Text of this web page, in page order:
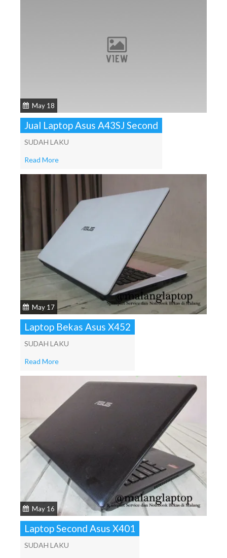
May 18
Jual Laptop Asus A43SJ Second
SUDAH LAKU
Read More
May 17
Laptop Bekas Asus X452
SUDAH LAKU
Read More
May 16
Laptop Second Asus X401
SUDAH LAKU